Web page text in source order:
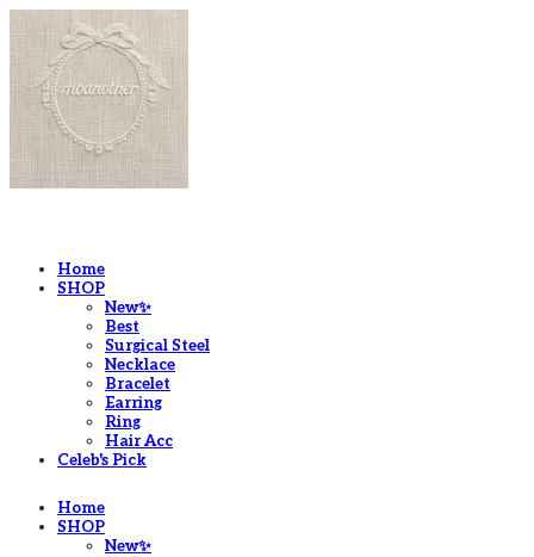
Home
SHOP
New✨
Best
Surgical Steel
Necklace
Bracelet
Earring
Ring
Hair Acc
Celeb's Pick
Home
SHOP
New✨